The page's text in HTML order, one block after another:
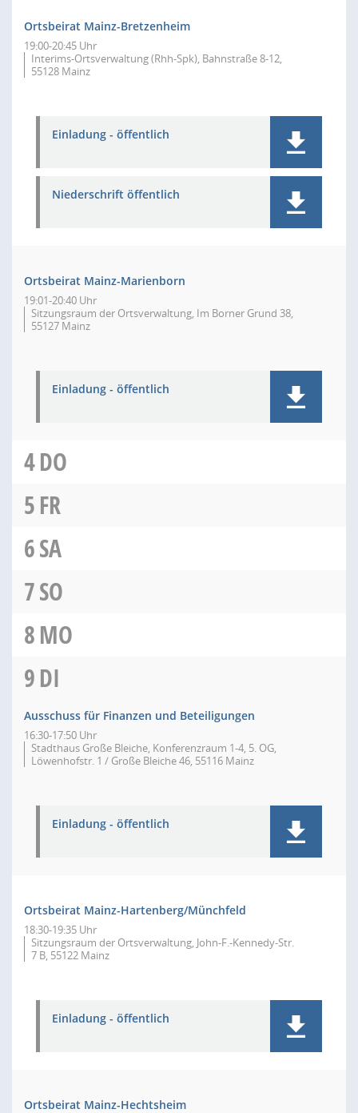
Ortsbeirat Mainz-Bretzenheim
19:00-20:45 Uhr
Interims-Ortsverwaltung (Rhh-Spk), Bahnstraße 8-12,
55128 Mainz
Einladung - öffentlich
Niederschrift öffentlich
Ortsbeirat Mainz-Marienborn
19:01-20:40 Uhr
Sitzungsraum der Ortsverwaltung, Im Borner Grund 38,
55127 Mainz
Einladung - öffentlich
4DO
5FR
6SA
7SO
8MO
9DI
Ausschuss für Finanzen und Beteiligungen
16:30-17:50 Uhr
Stadthaus Große Bleiche, Konferenzraum 1-4, 5. OG,
Löwenhofstr. 1 / Große Bleiche 46, 55116 Mainz
Einladung - öffentlich
Ortsbeirat Mainz-Hartenberg/Münchfeld
18:30-19:35 Uhr
Sitzungsraum der Ortsverwaltung, John-F.-Kennedy-Str.
7 B, 55122 Mainz
Einladung - öffentlich
Ortsbeirat Mainz-Hechtsheim